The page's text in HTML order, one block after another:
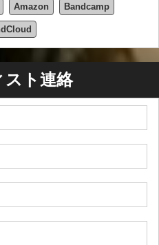
Amazon Bandcamp
スト連絡